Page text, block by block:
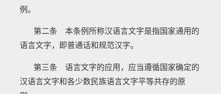
例。
第二条 本条例所称汉语言文字是指国家通用的
语言文字，即普通话和规范汉字。
第三条 语言文字的应用，应当遵循国家确定的
汉语言文字和各少数民族语言文字平等共存的原